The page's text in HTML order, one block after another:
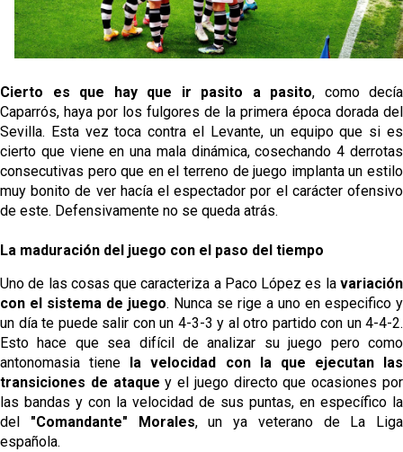
Cierto es que hay que ir pasito a pasito, como decía
Caparrós, haya por los fulgores de la primera época dorada del
Sevilla. Esta vez toca contra el Levante, un equipo que si es
cierto que viene en una mala dinámica, cosechando 4 derrotas
consecutivas pero que en el terreno de juego implanta un estilo
muy bonito de ver hacía el espectador por el carácter ofensivo
de este. Defensivamente no se queda atrás.
La maduración del juego con el paso del tiempo
Uno de las cosas que caracteriza a Paco López es lavariación
con el sistema de juego. Nunca se rige a uno en especifico y
un día te puede salir con un 4-3-3 y al otro partido con un 4-4-2.
Esto hace que sea difícil de analizar su juego pero como
antonomasia tiene la velocidad con la que ejecutan las
transiciones de ataque y el juego directo que ocasiones por
las bandas y con la velocidad de sus puntas, en específico la
del "Comandante" Morales, un ya veterano de La Liga
española.